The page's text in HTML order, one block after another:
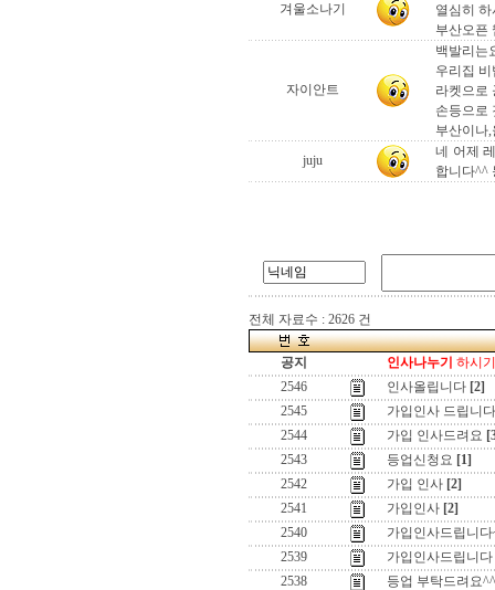
겨울소나기
열심히
부산오픈
자이안트
백발리는
우리집
라켓으로
손등으로
부산이나
juju
네 어제
합니다^^
전체 자료수 : 2626 건
공지 인사나누기 하시
2546
인사올립니다 [2]
2545
가입인사 드립니다
2544
가입 인사드려요
2543
등업신청요 [1]
2542
가입 인사 [2]
2541
가입인사 [2]
2540
가입인사드립니
2539
가입인사드립니다
2538
등업 부탁드려요^^